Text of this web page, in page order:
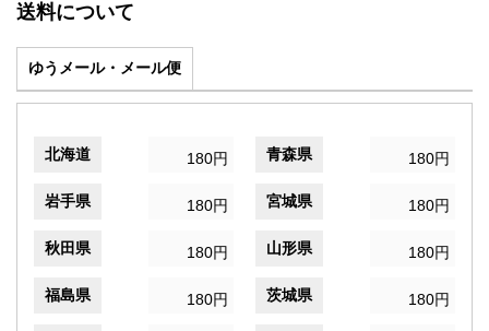
送料について
ゆうメール・メール便
北海道 180円 青森県 180円
岩手県 180円 宮城県 180円
秋田県 180円 山形県 180円
福島県 180円 茨城県 180円